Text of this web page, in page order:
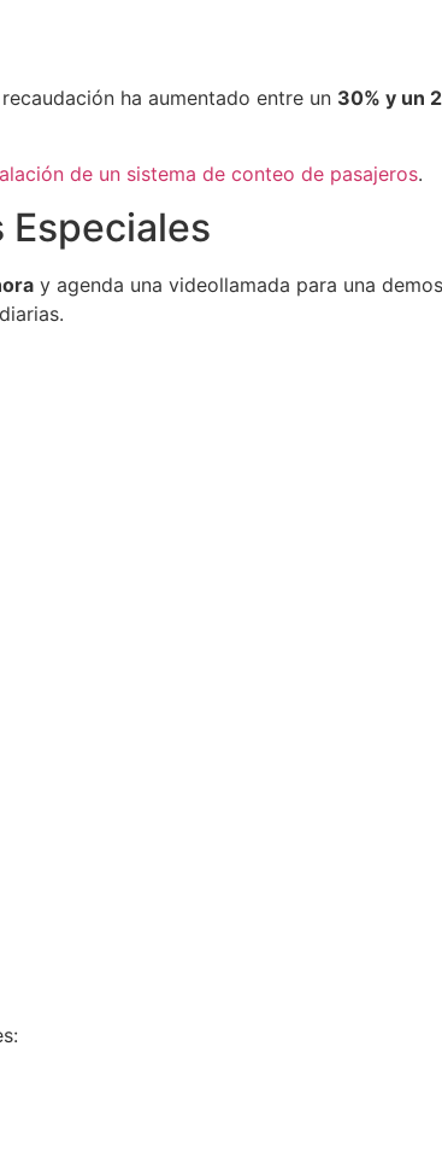
ha aumentado entre un 30% y un
de un sistema de conteo de pasajeros.
y agenda una videollamada para una